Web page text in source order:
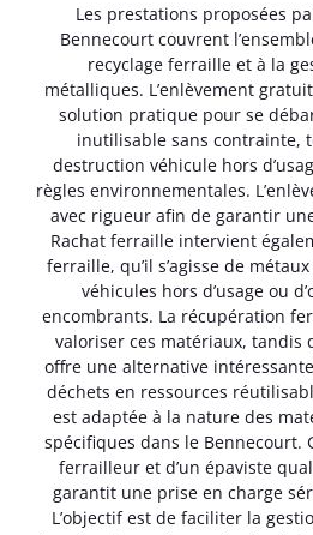
Les prestations proposées
Bennecourt couvrent
recyclage ferraille et à la
métalliques. L’enlèvement
solution pratique pour se
inutilisable sans contrainte,
destruction véhicule hors
règles environnementales.
avec rigueur afin de garantir
Rachat ferraille intervient
ferraille, qu’il s’agisse de
véhicules hors d’usage ou
encombrants. La récupération
valoriser ces matériaux, tandis
offre une alternative
déchets en ressources
est adaptée à la nature des
spécifiques dans le Bennecourt.
ferrailleur et d’un épaviste
garantit une prise en charge
L’objectif est de faciliter la